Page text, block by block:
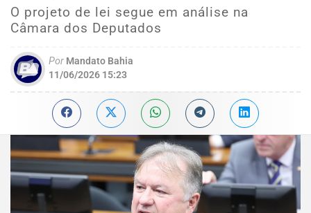
O projeto de lei segue em análise na
Câmara dos Deputados
Por Mandato Bahia
11/06/2026 15:23